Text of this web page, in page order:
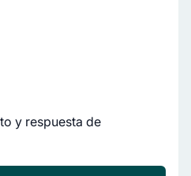
y respuesta de